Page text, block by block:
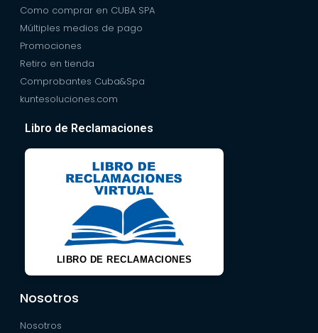
Como comprar en CUBA SPA
Múltiples medios de pago
Promociones
Retiro en tienda
Comprobantes Cuba&Spa
kuntesoluciones.com
Libro de Reclamaciones
LIBRO DE RECLAMACIONES
Nosotros
Nosotros